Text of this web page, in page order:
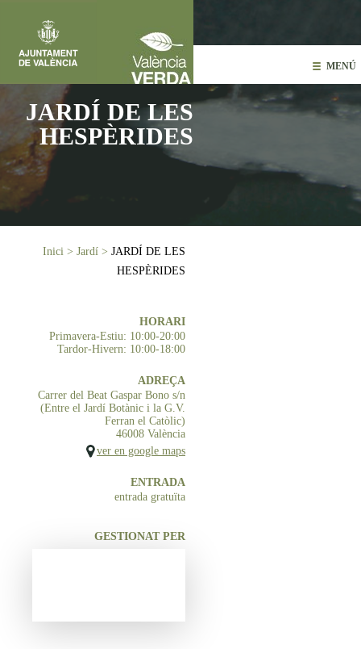
MENÚ
JARDÍ DE LES
HESPÈRIDES
Esteu aquí
Inici > Jardí > JARDÍ DE LES
HESPÈRIDES
HORARI
Primavera-Estiu: 10:00-20:00
Tardor-Hivern: 10:00-18:00
ADREÇA
Carrer del Beat Gaspar Bono s/n
(Entre el Jardí Botànic i la G.V.
Ferran el Catòlic)
46008 València
ver en google maps
ENTRADA
entrada gratuïta
GESTIONAT PER